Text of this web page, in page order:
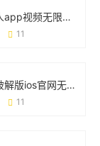
丝瓜视频人app视频无限看污：你需要了解的5个真相
11
丝瓜污版破解版ios官网无限观看的真相与风险指南
11